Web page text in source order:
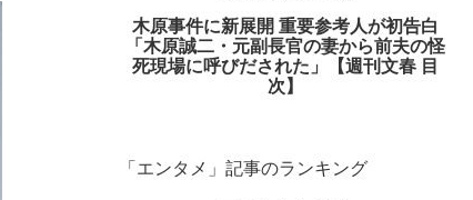
木原事件に新展開 重要参考人が初告白
「木原誠二・元副長官の妻から前夫の怪
死現場に呼びだされた」【週刊文春 目
次】
「エンタメ」記事のランキング